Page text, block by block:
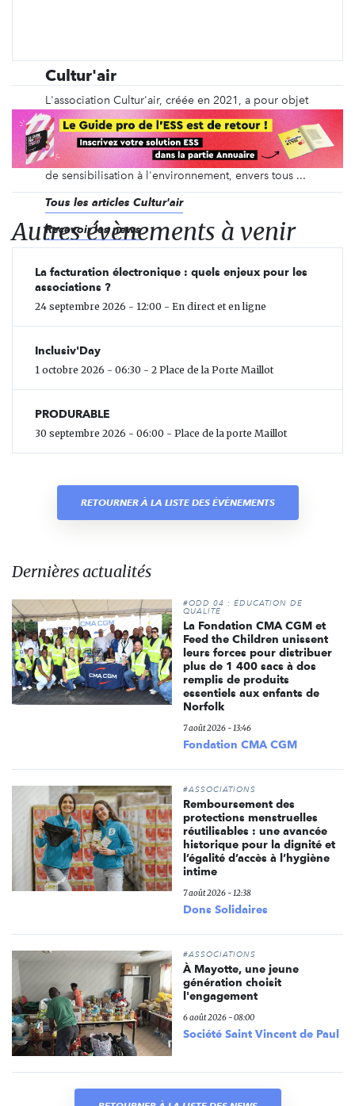
Cultur'air
L'association Cultur'air, créée en 2021, a pour objet
de mettre en valeur la biodiversité notamment par
l'organisation d' événements culturels sur
Roquemaure et ses alentours. Parmi ses projets, des
balades de découvertes de la nature et des actions
de sensibilisation à l'environnement, envers tous ...
Tous les articles Cultur'air
Recevoir les news
Autres évènements à venir
La facturation électronique : quels enjeux pour les
associations ?
24 septembre 2026 - 12:00 - En direct et en ligne
Inclusiv'Day
1 octobre 2026 - 06:30 - 2 Place de la Porte Maillot
PRODURABLE
30 septembre 2026 - 06:00 - Place de la porte Maillot
RETOURNER À LA LISTE DES ÉVÈNEMENTS
Dernières actualités
#ODD 04 : ÉDUCATION DE
QUALITÉ
La Fondation CMA CGM et
Feed the Children unissent
leurs forces pour distribuer
plus de 1 400 sacs à dos
remplis de produits
essentiels aux enfants de
Norfolk
7 août 2026 - 13:46
Fondation CMA CGM
#ASSOCIATIONS
Remboursement des
protections menstruelles
réutilisables : une avancée
historique pour la dignité et
l’égalité d’accès à l’hygiène
intime
7 août 2026 - 12:38
Dons Solidaires
#ASSOCIATIONS
À Mayotte, une jeune
génération choisit
l'engagement
6 août 2026 - 08:00
Société Saint Vincent de Paul